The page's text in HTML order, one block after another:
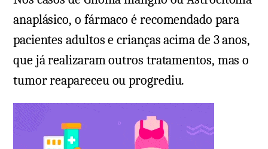
anaplásico, o fármaco é recomendado para
pacientes adultos e crianças acima de 3 anos,
que já realizaram outros tratamentos, mas o
tumor reapareceu ou progrediu.